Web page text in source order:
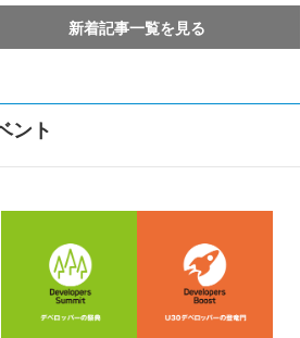
新着記事一覧を見る
ント